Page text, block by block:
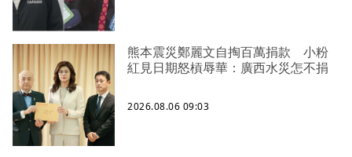
熊本震災鄭麗文自掏百萬捐款 小粉
紅見日期怒槓辱華：廣西水災怎不捐
2026.08.06 09:03